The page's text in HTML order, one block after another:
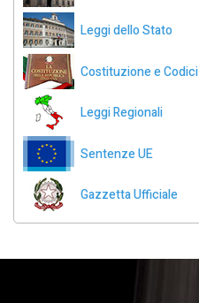
Leggi dello Stato
Costituzione e Codici
Leggi Regionali
Sentenze UE
Gazzetta Ufficiale